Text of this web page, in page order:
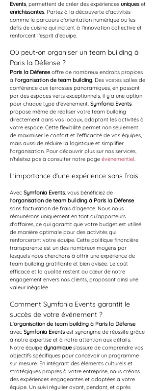
Events, permettent de créer des expériences uniques et
enrichissantes. Partez à la découverte d'activités
comme le parcours d'orientation numérique ou les
défis de cuisine qui incitent à l'innovation collective et
renforcent l'esprit d’équipe.
Où peut-on organiser un team building à
Paris la Défense ?
Paris la Défense offre de nombreux endroits propices
à l'organisation de team building. Des vastes salles de
conférence aux terrasses panoramiques, en passant
par des espaces verts exceptionnels, il y a une option
pour chaque type d'événement. Symfonia Events
propose même de réaliser votre team building
directement dans vos locaux, adaptant les activités à
votre espace. Cette flexibilité permet non seulement
de maximiser le confort et l'efficacité de vos équipes,
mais aussi de réduire la logistique et simplifier
l'organisation. Pour découvrir plus sur nos services,
n'hésitez pas à consulter notre page événementiel.
L'importance d'une expérience sans frais
Avec Symfonia Events, vous bénéficiez de
l'organisation de team building à Paris la Défense
sans facturation de frais d'agence. Nous nous
rémunérons uniquement en tant qu'apporteurs
d'affaires, ce qui garantit que votre budget est utilisé
de manière optimale pour des activités qui
renforceront votre équipe. Cette politique financière
transparente est un des nombreux moyens par
lesquels nous cherchons à offrir une expérience de
team building gratifiante et bien avisée. Le coût
efficace et la qualité restent au cœur de notre
engagement envers nos clients, proposant ainsi une
valeur inégalée.
Comment Symfonia Events garantit le
succès de votre événement ?
L’organisation de team building à Paris la Défense
avec Symfonia Events est synonyme de réussite grâce
à notre expertise et à notre attention aux détails.
Notre équipe dynamique s’assure de comprendre vos
objectifs spécifiques pour concevoir un programme
sur mesure. En intégrant des éléments culturels et
stratégiques propres à votre entreprise, nous créons
des expériences engageantes et adaptées à votre
équipe. Un suivi régulier avant, pendant, et après